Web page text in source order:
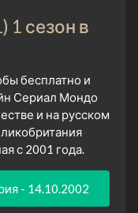
1 сезон в
бесплатно и
Сериал Мондо
и на русском
с 2001 года.
- 14.10.2002